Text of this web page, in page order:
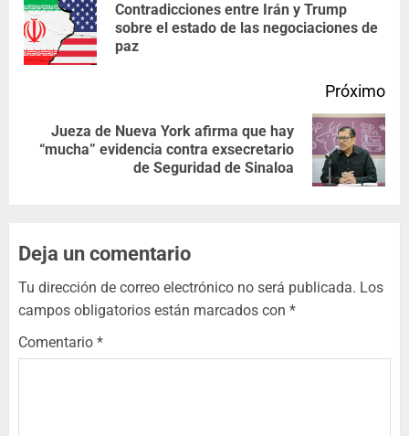
Contradicciones entre Irán y Trump
sobre el estado de las negociaciones de
paz
Próximo
Jueza de Nueva York afirma que hay
“mucha” evidencia contra exsecretario
de Seguridad de Sinaloa
Deja un comentario
Tu dirección de correo electrónico no será publicada. Los
campos obligatorios están marcados con *
Comentario *